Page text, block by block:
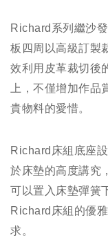
Richard系列繼沙
板四周以高級訂製
效利用皮革裁切後
上，不僅增加作
貴物料的愛惜。
Richard床組底座
於床墊的高度講究
可以置入床墊彈簧
Richard床組的優
求。